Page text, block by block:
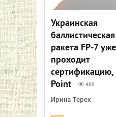
Украинская
баллистическая
ракета FP-7 уже
проходит
сертификацию,
Point
400
Ирина Терех